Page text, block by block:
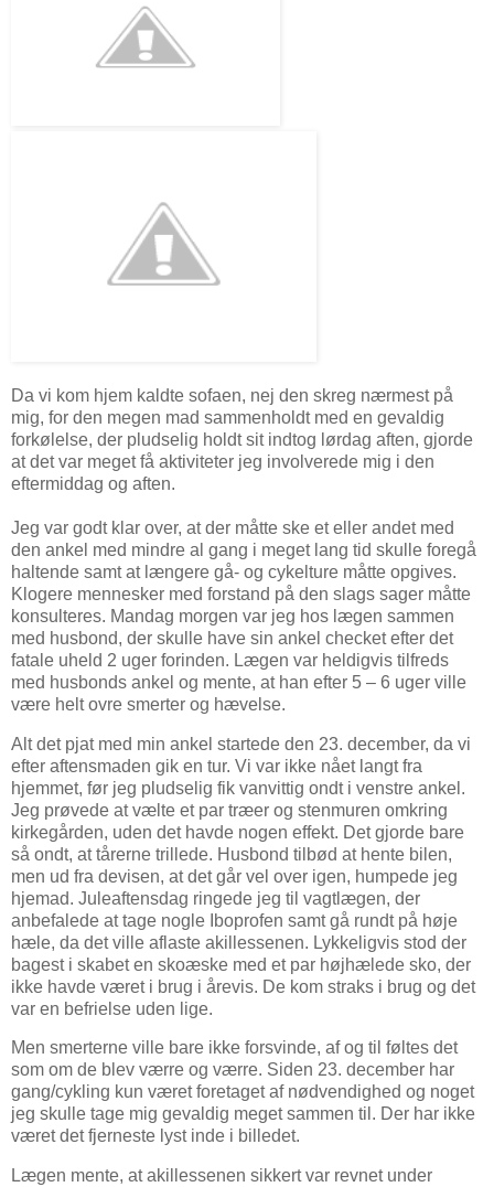
Da vi kom hjem kaldte sofaen, nej den skreg nærmest på
mig, for den megen mad sammenholdt med en gevaldig
forkølelse, der pludselig holdt sit indtog lørdag aften, gjorde
at det var meget få aktiviteter jeg involverede mig i den
eftermiddag og aften.
Jeg var godt klar over, at der måtte ske et eller andet med
den ankel med mindre al gang i meget lang tid skulle foregå
haltende samt at længere gå- og cykelture måtte opgives.
Klogere mennesker med forstand på den slags sager måtte
konsulteres. Mandag morgen var jeg hos lægen sammen
med husbond, der skulle have sin ankel checket efter det
fatale uheld 2 uger forinden. Lægen var heldigvis tilfreds
med husbonds ankel og mente, at han efter 5 – 6 uger ville
være helt ovre smerter og hævelse.
Alt det pjat med min ankel startede den 23. december, da vi
efter aftensmaden gik en tur. Vi var ikke nået langt fra
hjemmet, før jeg pludselig fik vanvittig ondt i venstre ankel.
Jeg prøvede at vælte et par træer og stenmuren omkring
kirkegården, uden det havde nogen effekt. Det gjorde bare
så ondt, at tårerne trillede. Husbond tilbød at hente bilen,
men ud fra devisen, at det går vel over igen, humpede jeg
hjemad. Juleaftensdag ringede jeg til vagtlægen, der
anbefalede at tage nogle Iboprofen samt gå rundt på høje
hæle, da det ville aflaste akillessenen. Lykkeligvis stod der
bagest i skabet en skoæske med et par højhælede sko, der
ikke havde været i brug i årevis. De kom straks i brug og det
var en befrielse uden lige.
Men smerterne ville bare ikke forsvinde, af og til føltes det
som om de blev værre og værre. Siden 23. december har
gang/cykling kun været foretaget af nødvendighed og noget
jeg skulle tage mig gevaldig meget sammen til. Der har ikke
været det fjerneste lyst inde i billedet.
Lægen mente, at akillessenen sikkert var revnet under